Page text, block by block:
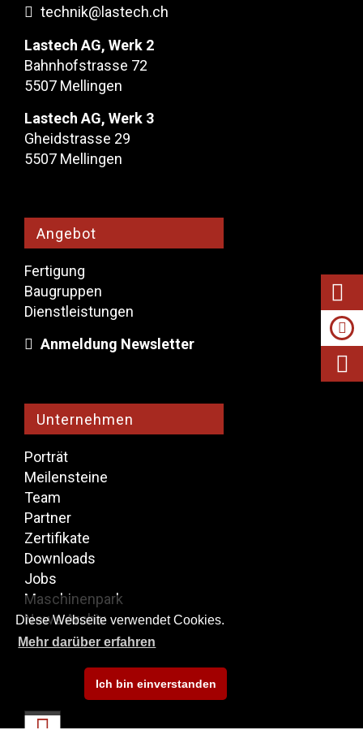
Diese Webseite verwendet Cookies.
Mehr darüber erfahren
Ich bin einverstanden
technik@lastech.ch
Lastech AG, Werk 2
Bahnhofstrasse 72
5507 Mellingen
Lastech AG, Werk 3
Gheidstrasse 29
5507 Mellingen
Angebot
Fertigung
Baugruppen
Dienstleistungen
Anmeldung Newsletter
Unternehmen
Porträt
Meilensteine
​​Team
Partner
Zertifikate
Downloads
Jobs
Maschinenpark
News Archiv